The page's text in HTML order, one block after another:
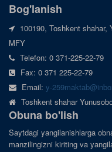
Bog'lanish
100190, Toshkent
MFY
Telefon: 0 371-225-22-79
Fax: 0 371 225-22-79
Email:y-
Toshkent shahar
Obuna bo'lish
Saytdagi yangilanishlarga
manzilingizni kiriting va